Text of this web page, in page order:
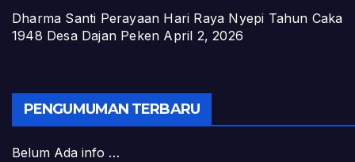
Dharma Santi Perayaan Hari Raya Nyepi Tahun Caka
1948 Desa Dajan Peken April 2, 2026
PENGUMUMAN TERBARU
Belum Ada info …